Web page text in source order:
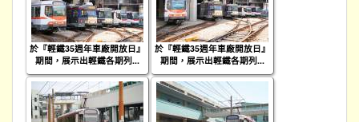
於『輕鐵35週年車廠開放日』
期間，展示出輕鐵各期列...
於『輕鐵35週年車廠開放日』
期間，展示出輕鐵各期列...